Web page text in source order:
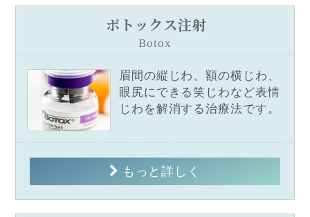
ボトックス注射
Botox
眉間の縦じわ、額の横じわ、
眼尻にできる笑じわなど表情
じわを解消する治療法です。
もっと詳しく